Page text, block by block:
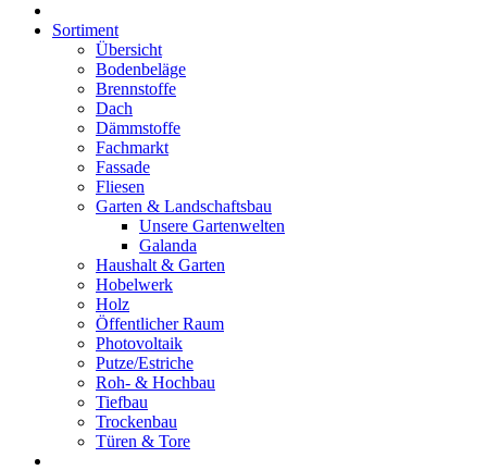
Sortiment
Übersicht
Bodenbeläge
Brennstoffe
Dach
Dämmstoffe
Fachmarkt
Fassade
Fliesen
Garten & Landschaftsbau
Unsere Gartenwelten
Galanda
Haushalt & Garten
Hobelwerk
Holz
Öffentlicher Raum
Photovoltaik
Putze/Estriche
Roh- & Hochbau
Tiefbau
Trockenbau
Türen & Tore